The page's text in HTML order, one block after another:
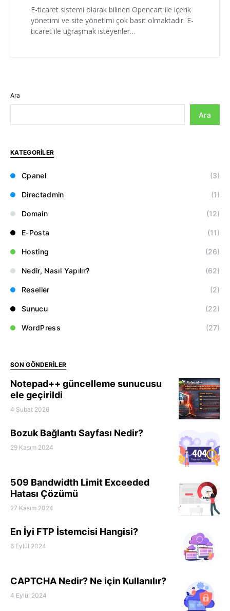
E-ticaret sistemi olarak bilinen Opencart ile içerik
yönetimi ve site yönetimi çok basit olmaktadır. E-
ticaret ile uğraşmak isteyenler…
Ara
Ara
KATEGORILER
Cpanel (3)
Directadmin (1)
Domain (12)
E-Posta (11)
Hosting (26)
Nedir, Nasıl Yapılır? (62)
Reseller (2)
Sunucu (22)
WordPress (27)
SON GÖNDERILER
Notepad++ güncelleme sunucusu
ele geçirildi
4 Şubat 2026
Bozuk Bağlantı Sayfası Nedir?
29 Kasım 2024
509 Bandwidth Limit Exceeded
Hatası Çözümü
27 Kasım 2024
En İyi FTP İstemcisi Hangisi?
6 Eylül 2024
CAPTCHA Nedir? Ne için Kullanılır?
4 Eylül 2024